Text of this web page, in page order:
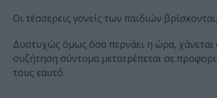
Οι τέσσερεις γονείς των παιδιών
Δυστυχώς όμως όσο περνάει η ώρα, χάνεται ο
συζήτηση σύντομα μετατρέπεται σε
τους εαυτό.